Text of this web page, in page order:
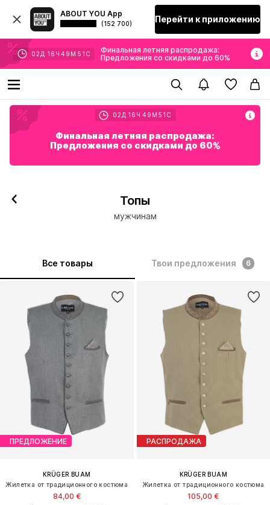
ABOUT YOU App
(152 700) Перейти к приложению
02 Д 16 Ч 49 М 50 С
Финальная летняя распродажа:
Предложения со скидками до 60%
02 Д 16 Ч 49 М 50 С
Финальная летняя распродажа:
Предложения со скидками до 60%
Топы
мужчинам
Все товары Твои предложения 6
ПРЕДЛОЖЕНИЕ
KRÜGER BUAM
Жилетка от традиционного костюма
84,00 €
РАСПРОДАЖА
KRÜGER BUAM
Жилетка от традиционного костюма
105,00 €